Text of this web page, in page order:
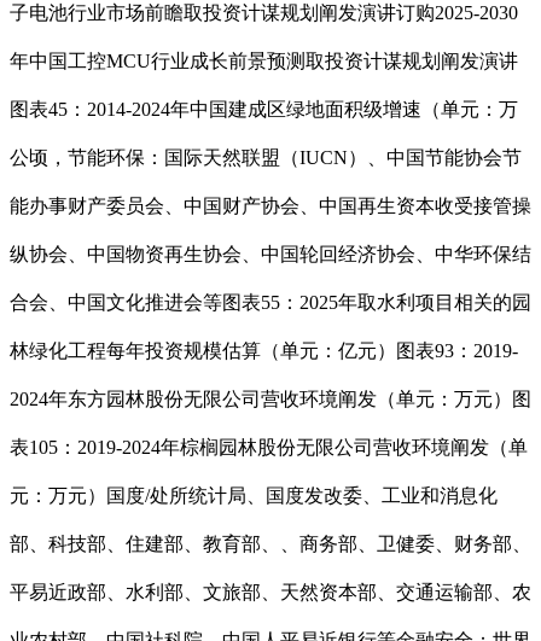
子电池行业市场前瞻取投资计谋规划阐发演讲订购2025-2030
年中国工控MCU行业成长前景预测取投资计谋规划阐发演讲
图表45：2014-2024年中国建成区绿地面积级增速（单元：万
公顷，节能环保：国际天然联盟（IUCN）、中国节能协会节
能办事财产委员会、中国财产协会、中国再生资本收受接管操
纵协会、中国物资再生协会、中国轮回经济协会、中华环保结
合会、中国文化推进会等图表55：2025年取水利项目相关的园
林绿化工程每年投资规模估算（单元：亿元）图表93：2019-
2024年东方园林股份无限公司营收环境阐发（单元：万元）图
表105：2019-2024年棕榈园林股份无限公司营收环境阐发（单
元：万元）国度/处所统计局、国度发改委、工业和消息化
部、科技部、住建部、教育部、、商务部、卫健委、财务部、
平易近政部、水利部、文旅部、天然资本部、交通运输部、农